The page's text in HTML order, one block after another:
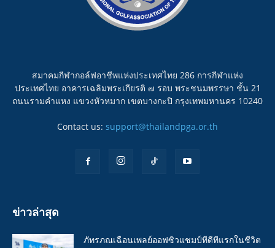
สมาคมกีฬากอล์ฟอาชีพแห่งประเทศไทย 286 การกีฬาแห่ง
ประเทศไทย อาคารเฉลิมพระเกียรติ ๗ รอบ พระชนมพรรษา ชั้น 21
ถนนรามคำแหง แขวงหัวหมาก เขตบางกะปิ กรุงเทพมหานคร 10240
Contact us: support@thailandpga.or.th
ข่าวล่าสุด
ภัทรภณเฉือนเพลย์ออฟซิวแชมป์ทีดีทีแรกในชีวิต